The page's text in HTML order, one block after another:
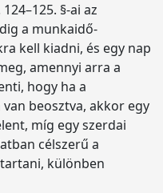
§-ai az
a munkaidő-
kell kiadni, és egy nap
amennyi arra a
hogy ha a
beosztva, akkor egy
míg egy szerdai
célszerű a
különben